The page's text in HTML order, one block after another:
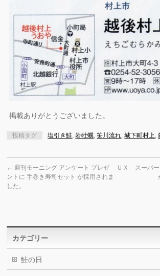
掲載ありがとうございました。
投稿タグ 塩引き鮭,岩牡蠣,笹川流れ,城下町村上,
← 週刊モーニング アンケート プレゼ
ントに 手巻き寿司セット が採用されま
した。
ＵＸ スーパー
カテゴリー
鮭の日